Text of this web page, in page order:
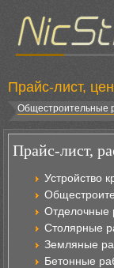
Прайс-лист,
Общестроительные
Прайс-лист,
Устройство
Отделочные
Столярные
Земляные
Бетонные